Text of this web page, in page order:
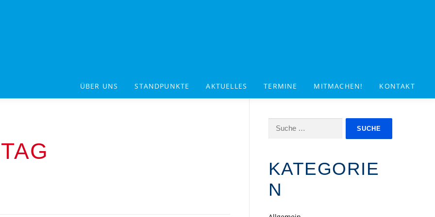
ÜBER UNS STANDPUNKTE AKTUELLES TERMINE MITMACHEN! KONTAKT
Suche
KATEGORIE
N